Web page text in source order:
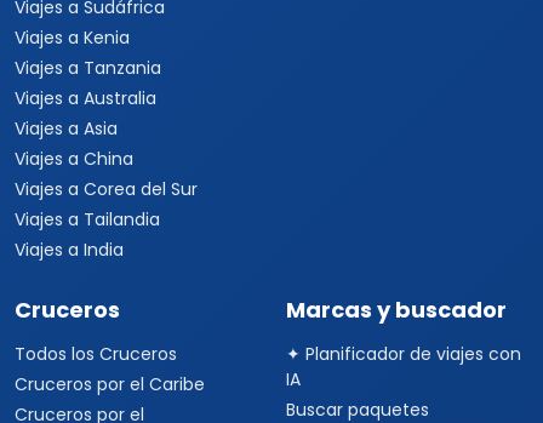
Viajes a Sudáfrica
Viajes a Kenia
Viajes a Tanzania
Viajes a Australia
Viajes a Asia
Viajes a China
Viajes a Corea del Sur
Viajes a Tailandia
Viajes a India
Cruceros
Todos los Cruceros
Cruceros por el Caribe
Cruceros por el
Marcas y buscador
✦ Planificador de viajes con
IA
Buscar paquetes